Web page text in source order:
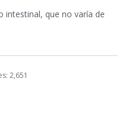
intestinal, que no varía de
2,651